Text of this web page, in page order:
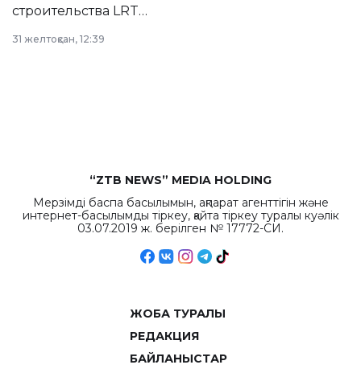
строительства LRT
республиканского
31 желтоқсан, 12:39
“ZTB NEWS” MEDIA HOLDING
Мерзімді баспа басылымын, ақпарат агенттігін және
интернет-басылымды тіркеу, қайта тіркеу туралы куәлік
03.07.2019 ж. берілген № 17772-СИ.
ЖОБА ТУРАЛЫ
РЕДАКЦИЯ
БАЙЛАНЫСТАР